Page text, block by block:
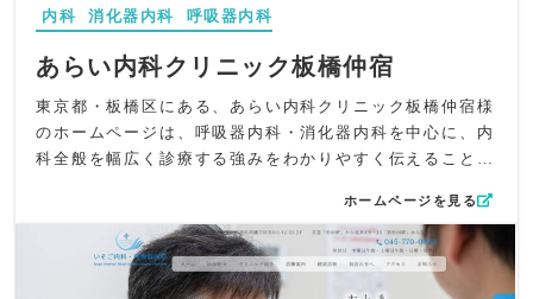
設計を心がけました。
までの導線を最短化。院内外を横スクロールで見せる構造
にすることで、視覚的な見やすさと回遊性も高めていま
す。
SEO対策としては、「尼崎市 呼吸器内科」「立花駅 内科」
報に最適化。呼吸器専門として訴求したい症状（咳・痰・
息切れ・喘息）と、一般内科として幅広く対応する姿勢を
バランスよく盛り込み、検索ユーザーの意図に寄り添う構
造としました。
内科
消化器内科 呼吸器内科
あらい内科クリニック板橋仲宿
東京都・板橋区にある、あらい内科クリニック板橋仲宿様
のホームページは、呼吸器内科・消化器内科を中心に、内
科全般を幅広く診療する強みをわかりやすく伝えることを
ルギー疾患・睡眠時無呼吸症候群・肺炎などの豊富な臨床
経験と、副院長の専門である消化器内科の知見を、患者様
に安心していただけるよう丁寧な構成で表現しています。
特に"気管支喘息の専門性"と"苦痛の少ない経鼻内視鏡"と
ホームページを見る